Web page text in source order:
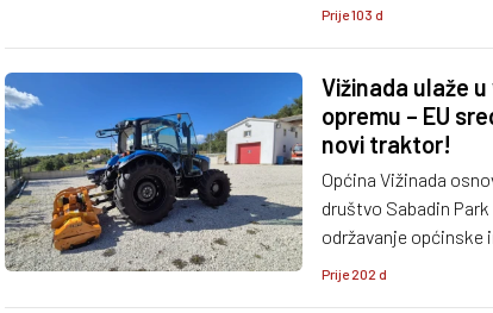
potpora ne
Prije 103 d
Vižinada ulaže
opremu – EU
novi traktor!
Općina Vižinada
društvo Sabadin
održavanje
učinkovitije, a upravo
Prije 202 d